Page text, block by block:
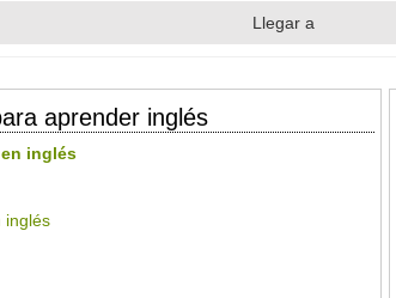
Llegar a
aprender inglés
inglés
inglés